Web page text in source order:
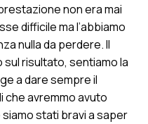
non era mai
difficile ma l’abbiamo
nulla da perdere. Il
risultato, sentiamo la
a dare sempre il
che avremmo avuto
stati bravi a saper